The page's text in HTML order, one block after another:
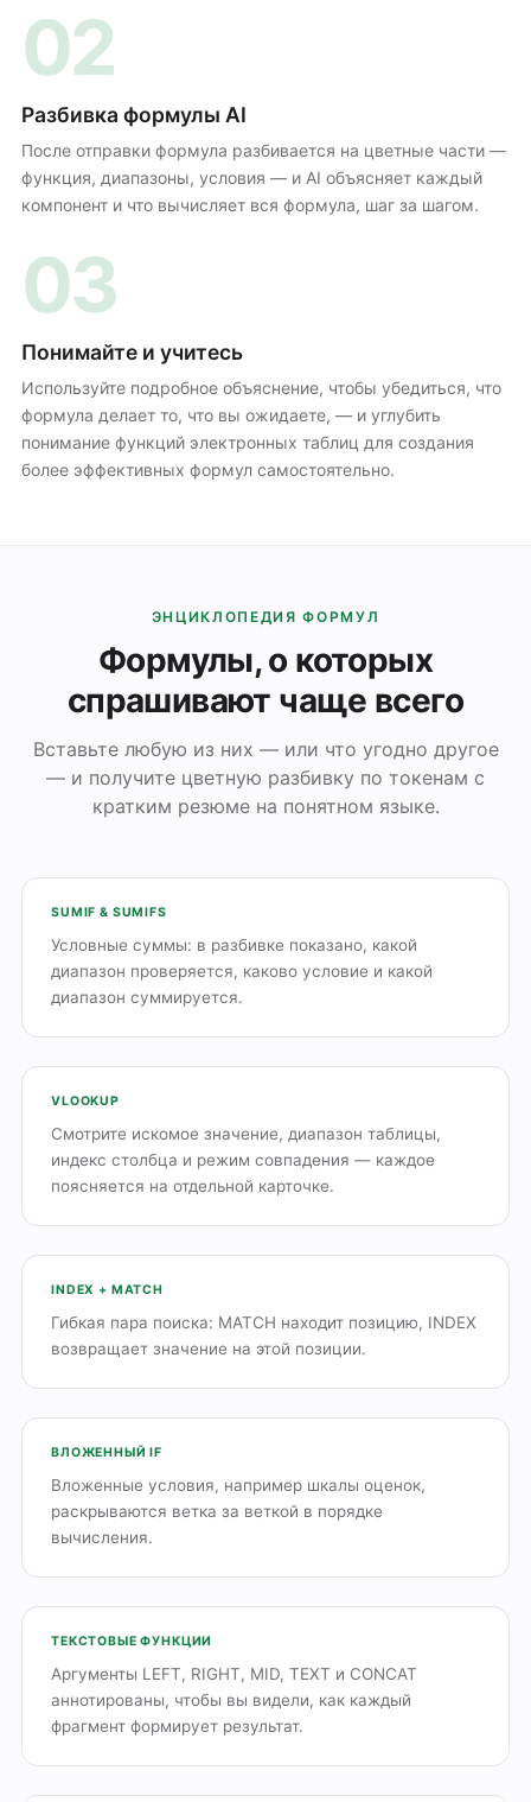
02
Разбивка формулы AI
После отправки формула разбивается на цветные части —
функция, диапазоны, условия — и AI объясняет каждый
компонент и что вычисляет вся формула, шаг за шагом.
03
Понимайте и учитесь
Используйте подробное объяснение, чтобы убедиться, что
формула делает то, что вы ожидаете, — и углубить
понимание функций электронных таблиц для создания
более эффективных формул самостоятельно.
ЭНЦИКЛОПЕДИЯ ФОРМУЛ
Формулы, о которых
спрашивают чаще всего
Вставьте любую из них — или что угодно другое
— и получите цветную разбивку по токенам с
кратким резюме на понятном языке.
SUMIF & SUMIFS
Условные суммы: в разбивке показано, какой
диапазон проверяется, каково условие и какой
диапазон суммируется.
VLOOKUP
Смотрите искомое значение, диапазон таблицы,
индекс столбца и режим совпадения — каждое
поясняется на отдельной карточке.
INDEX + MATCH
Гибкая пара поиска: MATCH находит позицию, INDEX
возвращает значение на этой позиции.
ВЛОЖЕННЫЙ IF
Вложенные условия, например шкалы оценок,
раскрываются ветка за веткой в порядке
вычисления.
ТЕКСТОВЫЕ ФУНКЦИИ
Аргументы LEFT, RIGHT, MID, TEXT и CONCAT
аннотированы, чтобы вы видели, как каждый
фрагмент формирует результат.